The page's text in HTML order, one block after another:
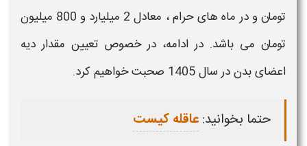
تومان و در ماه های حرام ، معادل 2 میلیارد و 800 میلیون
تومان می باشد. در ادامه، در خصوص تعیین مقدار دیه
اعضای بدن در سال 1405​
صحبت خواهیم کرد.
حتما بخوانید:عاقله کیست